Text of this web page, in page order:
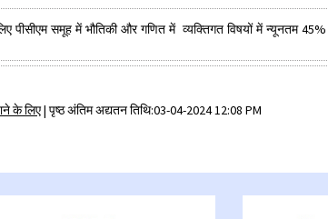
पीसीएम समूह में भौतिकी और गणित में व्यक्तिगत विषयों में न्यूनतम 45%
के लिए| पृष्ठ अंतिम अद्यतन तिथि:03-04-2024 12:08 PM